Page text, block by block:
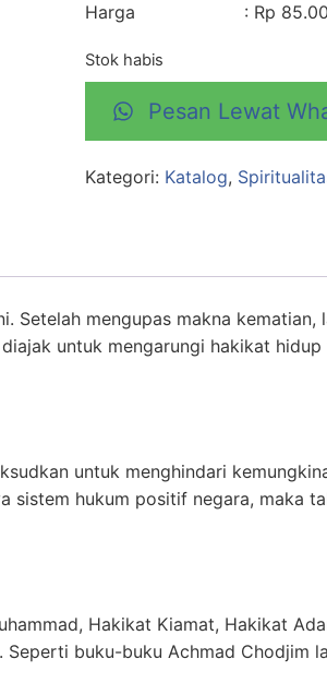
Harga : Rp
Stok habis
Pesan Lewat
Kategori: Katalog,
Setelah mengupas makna
untuk mengarungi hakikat
untuk menghindari
hukum positif negara, maka
Hakikat Kiamat, Hakikat
buku-buku Achmad Chodjim